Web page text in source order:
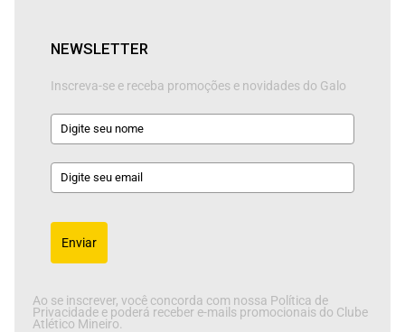
NEWSLETTER
Inscreva-se e receba promoções e novidades do Galo
Enviar
Ao se inscrever, você concorda com nossa Política de
Privacidade e poderá receber e-mails promocionais do Clube
Atlético Mineiro.